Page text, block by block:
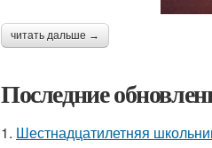
читать дальше →
Последние
1. Шестнадцатилетняя